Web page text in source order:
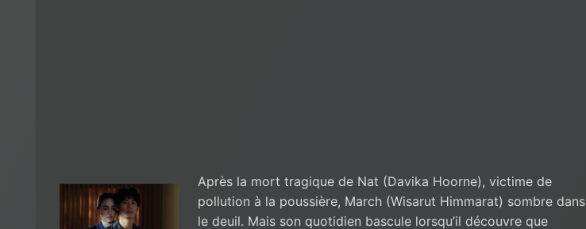
Après la mort tragique de Nat (Davika Hoorne), victime de
pollution à la poussière, March (Wisarut Himmarat) sombre dans
le deuil. Mais son quotidien bascule lorsqu’il découvre que